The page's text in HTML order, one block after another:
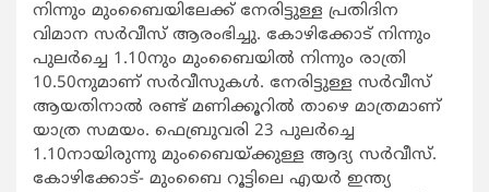
നിന്നും മുംബൈയിലേക്ക് നേരിട്ടുള്ള പ്രതിദിന
വിമാന സർവീസ് ആരംഭിച്ചു. കോഴിക്കോട് നിന്നും
പുലർച്ചെ 1.10നും മുംബൈയിൽ നിന്നും രാത്രി
10.50നുമാണ് സർവീസുകൾ. നേരിട്ടുള്ള സർവീസ്
ആയതിനാൽ രണ്ട് മണിക്കൂറിൽ താഴെ മാത്രമാണ്
യാത്ര സമയം. ഫെബ്രുവരി 23 പുലർച്ചെ
1.10നായിരുന്നു മുംബൈയ്ക്കുള്ള ആദ്യ സർവീസ്.
കോഴിക്കോട്- മുംബൈ റൂട്ടിലെ എയർ ഇന്ത്യ